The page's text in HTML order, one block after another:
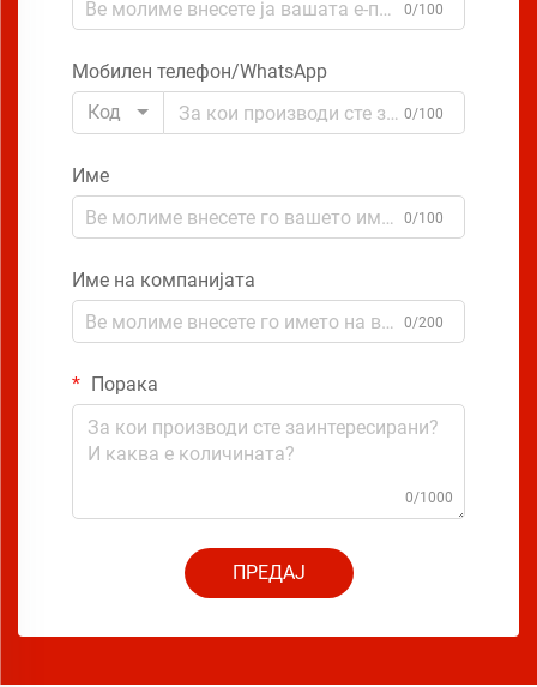
0/100
Мобилен телефон/WhatsApp
Код
0/100
Име
0/100
Име на компанијата
0/200
Порака
0/1000
ПРЕДАЈ